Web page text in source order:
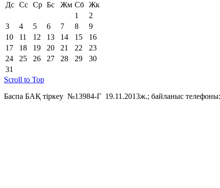
Дс Сс Ср Бс Жм Сб Жк
1
2
3
4 5 6 7 8
9
10
11 12 13 14 15
16
17
18 19 20 21 22
23
24
25 26 27 28 29
30
31
Scroll to Top
Баспа БАҚ тіркеу №13984-Г 19.11.2013ж.; байланыс